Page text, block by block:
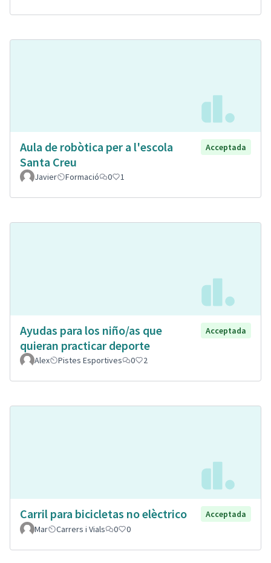
Aula de robòtica per a l'escola
Santa Creu
Acceptada
Javier Formació 0 1
Ayudas para los niño/as que
quieran practicar deporte
Acceptada
Alex Pistes Esportives 0 2
Carril para bicicletas no elèctrico
Acceptada
Mar
Carrers i Vials 0 0